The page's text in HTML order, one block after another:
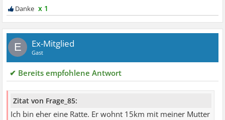
x 1
E Ex-Mitglied
Gast
✔ Bereits empfohlene Antwort
Zitat von Frage_85:
Ich bin eher eine Ratte. Er wohnt 15km mit meiner Mutter